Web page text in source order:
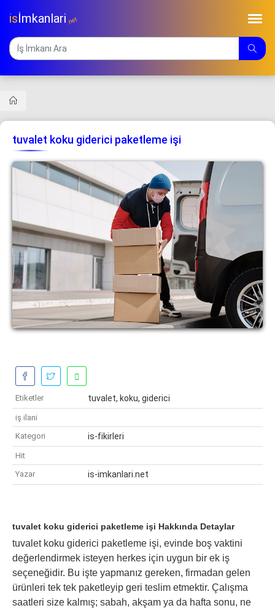
isİmkanlari.net
tuvalet koku giderici paketleme işi
Etiketler tuvalet, koku, giderici
iş ilani
Kategori
is-fikirleri
Hit
Yazar
is-imkanlari.net
tuvalet koku giderici paketleme işi Hakkında Detaylar
tuvalet koku giderici paketleme işi, evinde boş vaktini
değerlendirmek isteyen herkes için uygun bir ek iş
seçeneğidir. Bu işte yapmanız gereken, firmadan gelen
ürünleri tek tek paketleyip geri teslim etmektir. Çalışma
saatleri size kalmış; sabah, akşam ya da hafta sonu, ne